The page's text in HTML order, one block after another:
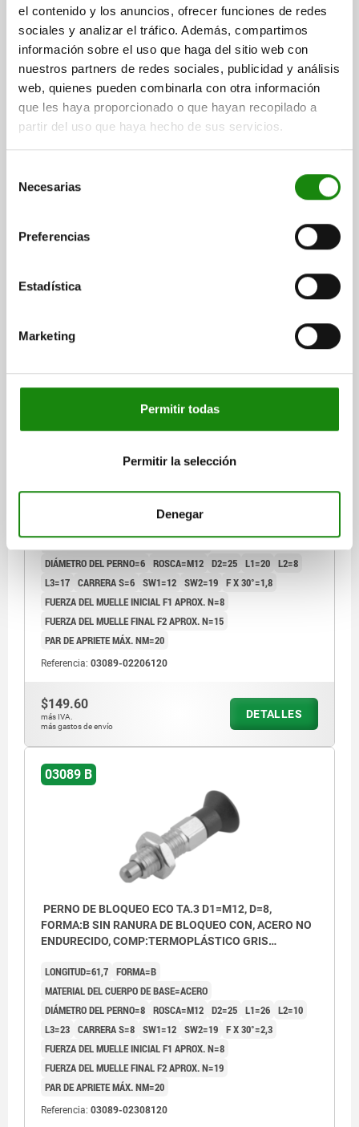
el contenido y los anuncios, ofrecer funciones de redes
sociales y analizar el tráfico. Además, compartimos
información sobre el uso que haga del sitio web con
nuestros partners de redes sociales, publicidad y análisis
web, quienes pueden combinarla con otra información
que les haya proporcionado o que hayan recopilado a
partir del uso que haya hecho de sus servicios.
Necesarias
Preferencias
Estadística
Marketing
Permitir todas
Permitir la selección
Denegar
PERNO DE BLOQUEO ECO TA.2 D1=M10, D=6,
FORMA:B SIN RANURA DE BLOQUEO CON, ACERO NO
ENDURECIDO, COMP:TERMOPLÁSTICO GRIS
ANTRACITA RAL7021
LONGITUD=47,5
FORMA=B
MATERIAL DEL CUERPO DE BASE=ACERO
DIÁMETRO DEL PERNO=6
ROSCA=M10 D2=18 L1=20 L2=8
L3=17
CARRERA S=6 SW1=10 SW2=17
F X 30°=1,8
FUERZA DEL MUELLE INICIAL F1 APROX. N=8
PAR DE APRIETE MÁX. NM=15
más gastos de envío
PERNO DE BLOQUEO ECO TA.2 D1=M12, D=6,
ENDURECIDO, COMP:TERMOPLÁSTICO GRIS
DIÁMETRO DEL PERNO=6 ROSCA=M12 D2=25 L1=20 L2=8
L3=17 CARRERA S=6 SW1=12 SW2=19 F X 30°=1,8
FUERZA DEL MUELLE INICIAL F1 APROX. N=8
FUERZA DEL MUELLE FINAL F2 APROX. N=15
PAR DE APRIETE MÁX. NM=20
Referencia: 03089-02206120
$149.60
más IVA.
más gastos de envío
DETALLES
03089 B
PERNO DE BLOQUEO ECO TA.3 D1=M12, D=8,
FORMA:B SIN RANURA DE BLOQUEO CON, ACERO NO
ENDURECIDO, COMP:TERMOPLÁSTICO GRIS
LONGITUD=61,7 FORMA=B
MATERIAL DEL CUERPO DE BASE=ACERO
DIÁMETRO DEL PERNO=8 ROSCA=M12 D2=25 L1=26 L2=10
L3=23 CARRERA S=8 SW1=12 SW2=19 F X 30°=2,3
FUERZA DEL MUELLE INICIAL F1 APROX. N=8
FUERZA DEL MUELLE FINAL F2 APROX. N=19
PAR DE APRIETE MÁX. NM=20
Referencia: 03089-02308120